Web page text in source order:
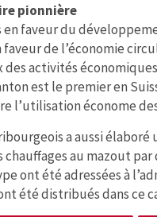
pionnière
en faveur du
de l’économie
activités
est le premier en
l’utilisation économe
a aussi
au mazout par
ont été adressées à
été distribués dans ce